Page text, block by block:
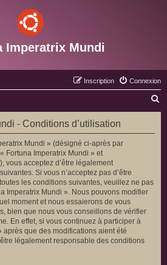
Imperatrix Mundi
Connexion
Inscription
e
- Conditions d’utilisation
Mundi » (désigné ci-après par
Fortuna Imperatrix Mundi » et
vous acceptez d’être légalement
Si vous n’acceptez pas d’être
les conditions suivantes, veuillez ne pas
Imperatrix Mundi ». Nous pouvons modifier
moment et nous essaierons de vous
bien que nous vous conseillons de vérifier
En effet, si vous continuez à participer à
après que des modifications aient été
légalement responsable des conditions